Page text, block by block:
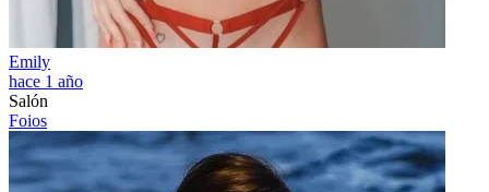
Emily
hace 1 año
Salón
Foios